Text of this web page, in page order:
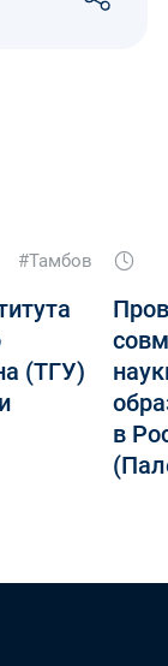
#Тамбов
(ТГУ)
в